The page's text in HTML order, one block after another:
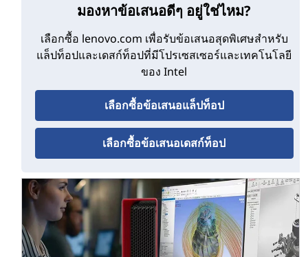
บางประเภทตามราคาเพียงอย่างเดียว อันที่จริง ขึ้นอยู่กับ
โครงสร้างของโปรเซสเซอร์แต่ละตัว i3 บางรุ่นอาจมี รอบเวลา
ที่เร็วกว่าโปรเซสเซอร์ i5 บางตัว
พีซี Intel Core i3: สเปคระดับสูง
ตารางที่ 1 แสดงรายการข้อมูลจําเพาะระดับบนสุดของ
โปรเซสเซอร์ Intel Core i3 (10พ Gen) ณ ปลายปี 2020*
ตารางที่ 1 ข้อกําหนดทางเทคนิคระดับสูงของ 10พ ซีพียู Intel Core i3 เจนเนอ
คอร์/ ไฮเปอร์
เธรดดิ้ง
ความถี่พื้นฐาน
ความถี่เทอร์โบ
สูงสุด
แล็ปท็อป Core
i3 (10พ รุ่น)
2 / ใช่
1.00-2.10 กิกะ
เฮิรตซ์
3.20-4.10 กิกะ
เฮิรตซ์
4 เมกะไบต์
มองหาข้อเสนอดีๆ อยู่ใช่ไหม?
เลือกซื้อ lenovo.com เพื่อรับข้อเสนอสุดพิเศษสําหรับ
แล็ปท็อปและเดสก์ท็อปที่มีโปรเซสเซอร์และเทคโนโลยี
ของ Intel
เลือกซื้อข้อเสนอแล็ปท็อป
เลือกซื้อข้อเสนอเดสก์ท็อป